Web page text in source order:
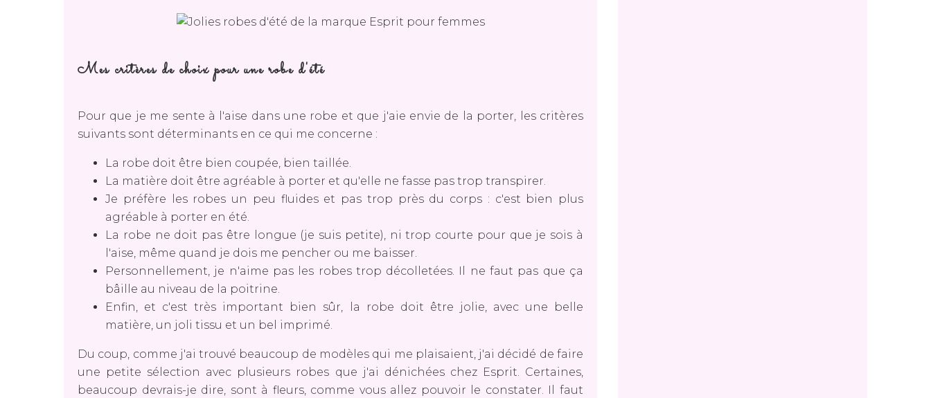
Mes critères de choix pour une robe d'été
Pour que je me sente à l'aise dans une robe et que j'aie envie de la porter, les critères
suivants sont déterminants en ce qui me concerne :
La robe doit être bien coupée, bien taillée.
La matière doit être agréable à porter et qu'elle ne fasse pas trop transpirer.
Je préfère les robes un peu fluides et pas trop près du corps : c'est bien plus
agréable à porter en été.
La robe ne doit pas être longue (je suis petite), ni trop courte pour que je sois à
l'aise, même quand je dois me pencher ou me baisser.
Personnellement, je n'aime pas les robes trop décolletées. Il ne faut pas que ça
bâille au niveau de la poitrine.
Enfin, et c'est très important bien sûr, la robe doit être jolie, avec une belle
matière, un joli tissu et un bel imprimé.
Du coup, comme j'ai trouvé beaucoup de modèles qui me plaisaient, j'ai décidé de faire
une petite sélection avec plusieurs robes que j'ai dénichées chez Esprit. Certaines,
beaucoup devrais-je dire, sont à fleurs, comme vous allez pouvoir le constater. Il faut